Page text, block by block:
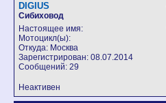
DIGIUS
Сибиховод
Настоящее имя:
Мотоцикл(ы):
Откуда: Москва
Зарегистрирован: 08.07.2014
Сообщений: 29
Неактивен